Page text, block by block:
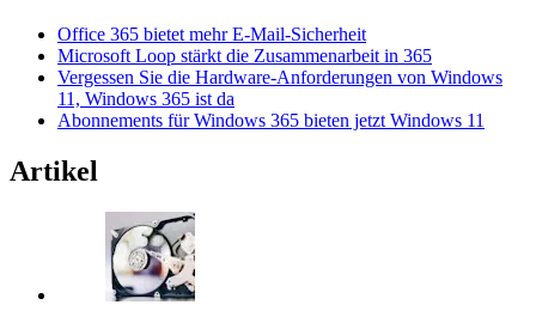
Office 365 bietet mehr E-Mail-Sicherheit
Microsoft Loop stärkt die Zusammenarbeit in 365
Vergessen Sie die Hardware-Anforderungen von Windows
11, Windows 365 ist da
Abonnements für Windows 365 bieten jetzt Windows 11
Artikel